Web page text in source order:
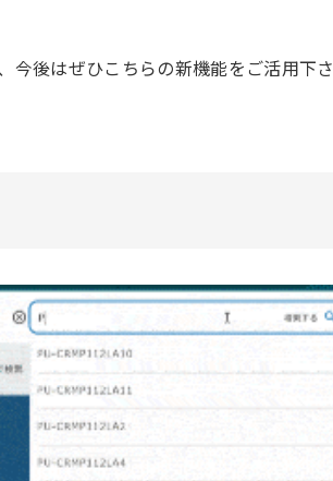
今後はぜひこちらの新機能をご活用下さ